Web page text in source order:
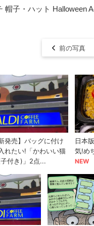
帽子・ハット Halloween
前の写真